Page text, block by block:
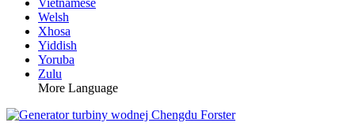
Vietnamese
Welsh
Xhosa
Yiddish
Yoruba
Zulu
More Language